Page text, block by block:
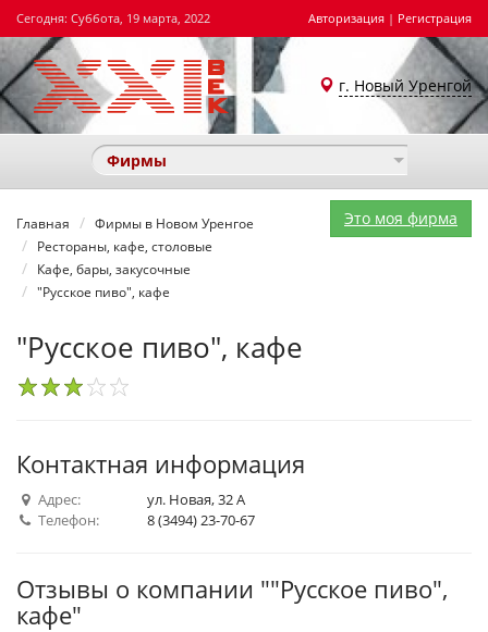
Сегодня: Суббота, 19 марта, 2022 Авторизация | Регистрация
г. Новый Уренгой
Фирмы
Это моя фирма
Главная
Фирмы в Новом Уренгое
Рестораны, кафе, столовые
Кафе, бары, закусочные
"Русское пиво", кафе
"Русское пиво", кафе
Контактная информация
Адрес:
ул. Новая, 32 А
Телефон:
8 (3494) 23-70-67
Отзывы о компании ""Русское пиво",
кафе"